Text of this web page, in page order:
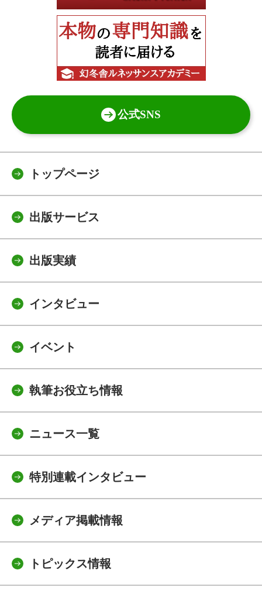
公式SNS
トップページ
出版サービス
出版実績
インタビュー
イベント
執筆お役立ち情報
ニュース一覧
特別連載インタビュー
メディア掲載情報
トピックス情報